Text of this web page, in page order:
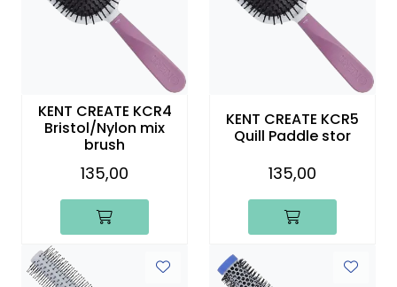
KENT CREATE KCR4
Bristol/Nylon mix
brush
135,00
KENT CREATE KCR5
Quill Paddle stor
135,00